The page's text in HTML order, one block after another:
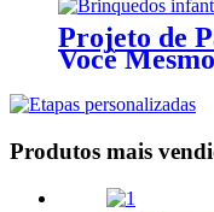
Projeto de
Você
Produtos mais